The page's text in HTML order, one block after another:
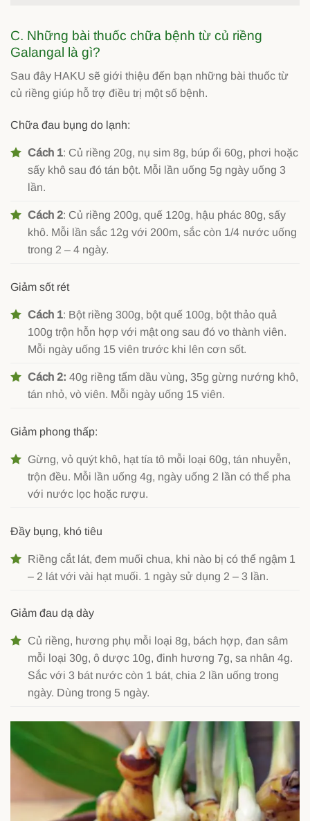
C. Những bài thuốc chữa bệnh từ củ riềng
Galangal là gì?
Sau đây HAKU sẽ giới thiệu đến bạn những bài thuốc từ
củ riềng giúp hỗ trợ điều trị một số bệnh.
Chữa đau bụng do lạnh:
Cách 1: Củ riềng 20g, nụ sim 8g, búp ổi 60g, phơi hoặc
sấy khô sau đó tán bột. Mỗi lần uống 5g ngày uống 3
lần.
Cách 2: Củ riềng 200g, quế 120g, hậu phác 80g, sấy
khô. Mỗi lần sắc 12g với 200m, sắc còn 1/4 nước uống
trong 2 – 4 ngày.
Giảm sốt rét
Cách 1: Bột riềng 300g, bột quế 100g, bột thảo quả
100g trộn hỗn hợp với mật ong sau đó vo thành viên.
Mỗi ngày uống 15 viên trước khi lên cơn sốt.
Cách 2: 40g riềng tẩm dầu vùng, 35g gừng nướng khô,
tán nhỏ, vò viên. Mỗi ngày uống 15 viên.
Giảm phong thấp:
Gừng, vỏ quýt khô, hạt tía tô mỗi loại 60g, tán nhuyễn,
trộn đều. Mỗi lần uống 4g, ngày uống 2 lần có thể pha
với nước lọc hoặc rượu.
Đầy bụng, khó tiêu
Riềng cắt lát, đem muối chua, khi nào bị có thể ngậm 1
– 2 lát với vài hạt muối. 1 ngày sử dụng 2 – 3 lần.
Giảm đau dạ dày
Củ riềng, hương phụ mỗi loại 8g, bách hợp, đan sâm
mỗi loại 30g, ô dược 10g, đinh hương 7g, sa nhân 4g.
Sắc với 3 bát nước còn 1 bát, chia 2 lần uống trong
ngày. Dùng trong 5 ngày.